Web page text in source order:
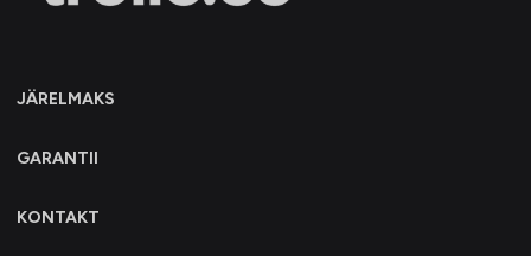
JÄRELMAKS
GARANTII
KONTAKT